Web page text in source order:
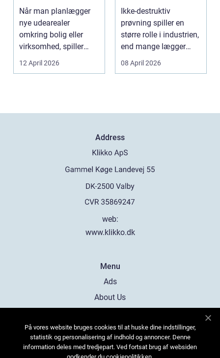
flotte udearealer
Når man planlægger
nye udearealer
omkring bolig eller
virksomhed, spiller
belægningen en helt
centra...
12 April 2026
Ikke-destruktiv
prøvning spiller en
større rolle i industrien,
end mange lægger
mærke til i hverdage...
08 April 2026
Address
web:
www.klikko.dk
Menu
Ads
About Us
Contact
Sitemap
På vores website bruges cookies til at huske dine indstillinger,
statistik og personalisering af indhold og annoncer. Denne
information deles med tredjepart. Ved fortsat brug af websiden